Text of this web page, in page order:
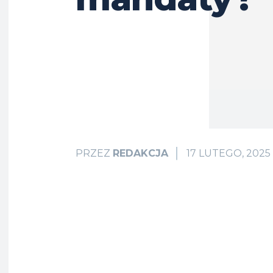
PRZEZ REDAKCJA 17 LUTEGO, 2025